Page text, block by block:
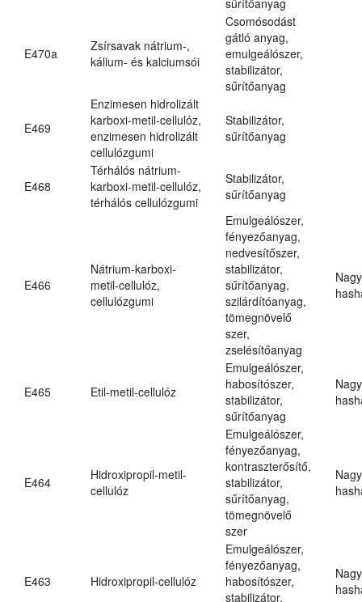
E470a
Zsírsavak nátrium-,
kálium- és kalciumsói
Csomósodást
gátló anyag,
emulgeálószer,
stabilizátor,
sűrítőanyag
E469
Enzimesen hidrolizált
karboxi-metil-cellulóz,
enzimesen hidrolizált
cellulózgumi
Stabilizátor,
sűrítőanyag
E468
Térhálós nátrium-
karboxi-metil-cellulóz,
térhálós cellulózgumi
Stabilizátor,
sűrítőanyag
E466
Nátrium-karboxi-
metil-cellulóz,
cellulózgumi
Emulgeálószer,
fényezőanyag,
nedvesítőszer,
stabilizátor,
sűrítőanyag,
szilárdítóanyag,
tömegnövelő
szer,
zselésítőanyag
E465 Etil-metil-cellulóz
Emulgeálószer,
habosítószer,
stabilizátor,
sűrítőanyag
E464
Hidroxipropil-metil-
cellulóz
Emulgeálószer,
fényezőanyag,
kontraszterősítő,
stabilizátor,
sűrítőanyag,
tömegnövelő
szer
E463 Hidroxipropil-cellulóz
Emulgeálószer,
fényezőanyag,
habosítószer,
stabilizátor,